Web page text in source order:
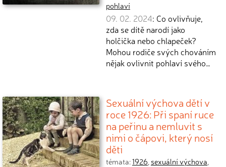
pohlaví
09. 02. 2024: Co ovlivňuje,
zda se dítě narodí jako
holčička nebo chlapeček?
Mohou rodiče svých chováním
nějak ovlivnit pohlaví svého…
Sexuální výchova dětí v
roce 1926: Při spaní ruce
na peřinu a nemluvit s
nimi o čápovi, který nosí
děti
témata:1926, sexuální výchova,